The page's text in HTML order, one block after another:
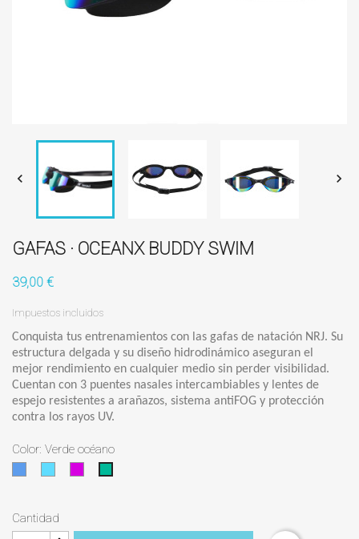
 
GAFAS · OCEANX BUDDY SWIM
39,00 €
Impuestos incluidos
Conquista tus entrenamientos con las gafas de natación NRJ. Su
estructura delgada y su diseño hidrodinámico aseguran el
mejor rendimiento en cualquier medio sin perder visibilidad.
Cuentan con 3 puentes nasales intercambiables y lentes de
espejo resistentes a arañazos, sistema antiFOG y protección
contra los rayos UV.
Color: Verde océano
Cantidad